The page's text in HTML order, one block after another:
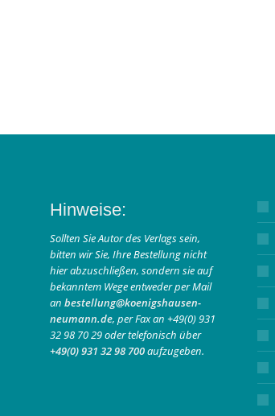
Hinweise:
Sollten Sie Autor des Verlags sein,
bitten wir Sie, Ihre Bestellung nicht
hier abzuschließen, sondern sie auf
bekanntem Wege entweder per Mail
an bestellung@koenigshausen-
neumann.de, per Fax an +49(0) 931
32 98 70 29 oder telefonisch über
+49(0) 931 32 98 700aufzugeben.